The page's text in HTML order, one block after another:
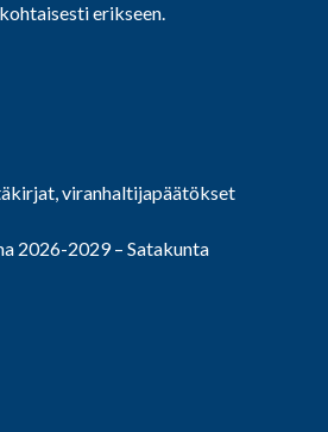
erikseen.
viranhaltijapäätökset
2026-2029 – Satakunta